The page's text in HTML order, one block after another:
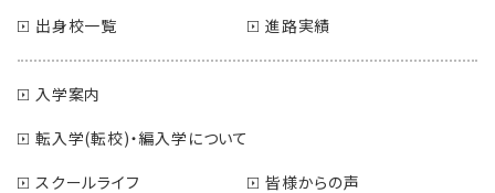
出身校一覧
進路実績
入学案内
転入学(転校)・編入学について
スクールライフ
皆様からの声